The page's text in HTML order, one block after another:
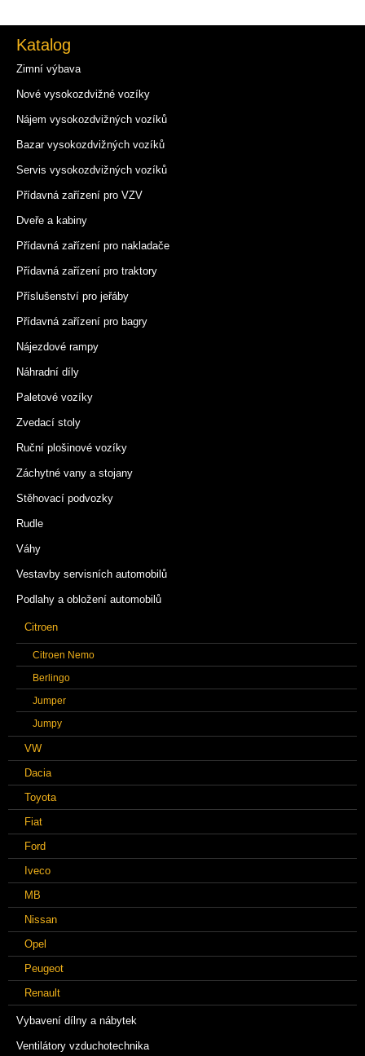
Katalog
Zimní výbava
Nové vysokozdvižné vozíky
Nájem vysokozdvižných vozíků
Bazar vysokozdvižných vozíků
Servis vysokozdvižných vozíků
Přídavná zařízení pro VZV
Dveře a kabiny
Přídavná zařízení pro nakladače
Přídavná zařízení pro traktory
Příslušenství pro jeřáby
Přídavná zařízení pro bagry
Nájezdové rampy
Náhradní díly
Paletové vozíky
Zvedací stoly
Ruční plošinové vozíky
Záchytné vany a stojany
Stěhovací podvozky
Rudle
Váhy
Vestavby servisních automobilů
Podlahy a obložení automobilů
Citroen
Citroen Nemo
Berlingo
Jumper
Jumpy
VW
Dacia
Toyota
Fiat
Ford
Iveco
MB
Nissan
Opel
Peugeot
Renault
Vybavení dílny a nábytek
Ventilátory vzduchotechnika